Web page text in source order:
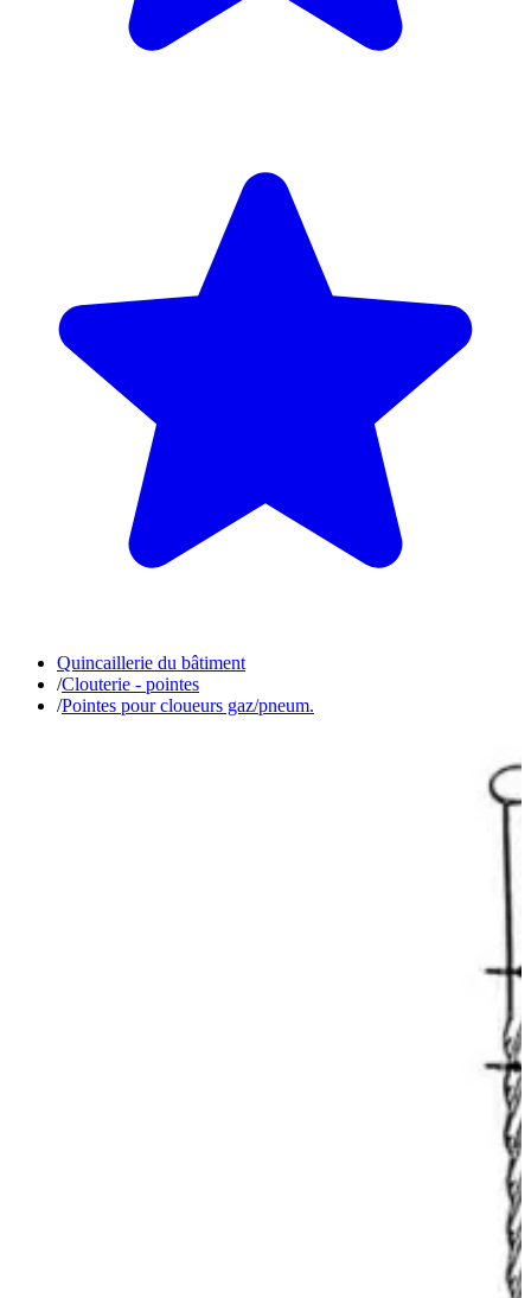
Quincaillerie du bâtiment
/Clouterie - pointes
/Pointes pour cloueurs gaz/pneum.